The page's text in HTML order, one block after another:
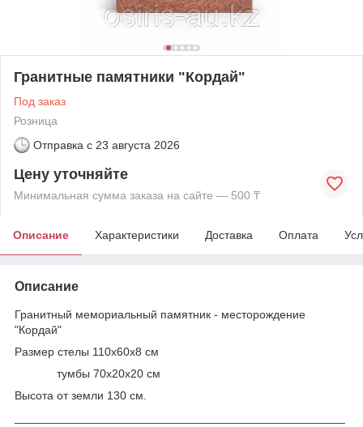
Гранитные памятники "Кордай"
Под заказ
Розница
Отправка с 23 августа 2026
Цену уточняйте
Минимальная сумма заказа на сайте — 500 ₸
Описание Характеристики Доставка Оплата
Описание
Гранитный мемориальный памятник - месторождение
"Кордай"
Размер стелы 110х60х8 см
тумбы 70х20х20 см
Высота от земли 130 см.